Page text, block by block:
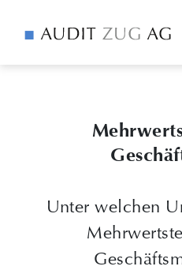
Unter welchen